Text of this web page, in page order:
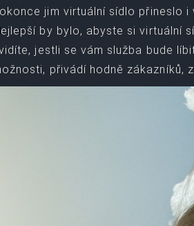
jim virtuální sídlo přineslo i
by bylo, abyste si virtuální
jestli se vám služba bude
přivádí hodně zákazníků,